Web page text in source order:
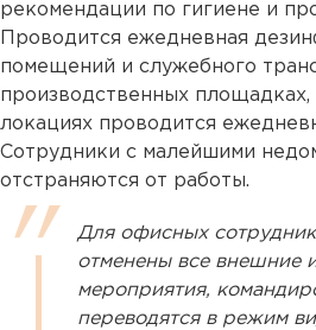
рекомендации по гигиене и
Проводится ежедневная
помещений и служебного
производственных площадках,
локациях проводится
Сотрудники с малейшими
отстраняются от работы.
Для офисных
отменены все внешние
мероприятия,
переводятся в режим